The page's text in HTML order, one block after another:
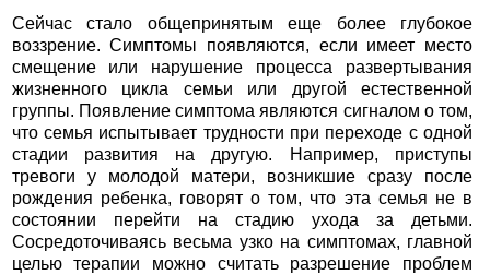
Сейчас стало общепринятым еще более глубокое
воззрение. Симптомы появляются, если имеет место
смещение или нарушение процесса развертывания
жизненного цикла семьи или другой естественной
группы. Появление симптома являются сигналом о том,
что семья испытывает трудности при переходе с одной
стадии развития на другую. Например, приступы
тревоги у молодой матери, возникшие сразу после
рождения ребенка, говорят о том, что эта семья не в
состоянии перейти на стадию ухода за детьми.
Сосредоточиваясь весьма узко на симптомах, главной
целью терапии можно считать разрешение проблем